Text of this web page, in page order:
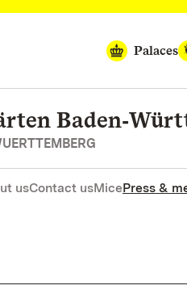
Palaces
usContact usMicePress &